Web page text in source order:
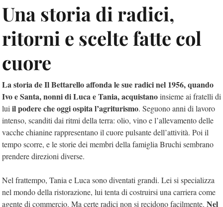
Una storia di radici,
ritorni e scelte fatte col
cuore
La storia de Il Bettarello affonda le sue radici nel 1956, quando
Ivo e Santa, nonni di Luca e Tania, acquistanoinsieme ai fratelli di
lui il podere che oggi ospita l’agriturismo. Seguono anni di lavoro
intenso, scanditi dai ritmi della terra: olio, vino e l’allevamento delle
vacche chianine rappresentano il cuore pulsante dell’attività. Poi il
tempo scorre, e le storie dei membri della famiglia Bruchi sembrano
prendere direzioni diverse.
Nel frattempo, Tania e Luca sono diventati grandi. Lei si specializza
nel mondo della ristorazione, lui tenta di costruirsi una carriera come
agente di commercio. Ma certe radici non si recidono facilmente. Nel